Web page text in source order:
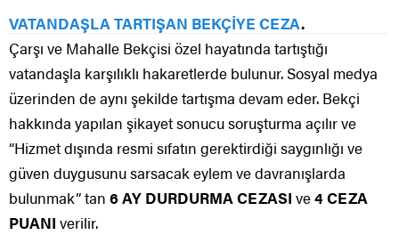
VATANDAŞLA TARTIŞAN BEKÇİYE CEZA.
Çarşı ve Mahalle Bekçisi özel hayatında tartıştığı
vatandaşla karşılıklı hakaretlerde bulunur. Sosyal medya
üzerinden de aynı şekilde tartışma devam eder. Bekçi
hakkında yapılan şikayet sonucu soruşturma açılır ve
“Hizmet dışında resmi sıfatın gerektirdiği saygınlığı ve
güven duygusunu sarsacak eylem ve davranışlarda
bulunmak” tan 6 AY DURDURMA CEZASI ve4 CEZA
PUANI verilir.